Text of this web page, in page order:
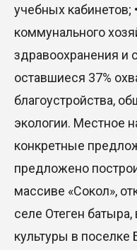
SOUEAST Summer
юных футболистов в
20 Июл. 2026 11:14
учебных
коммунального
здравоохранения и
оставшиеся 37%
благоустройства,
экологии. Местное
конкретные
предложено
массиве «Сокол»,
селе Отеген
культуры в поселке